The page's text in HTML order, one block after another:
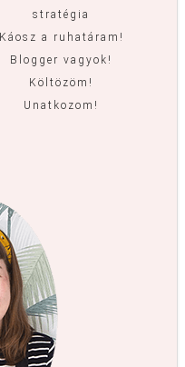
stratégia
Káosz a ruhatáram!
Blogger vagyok!
Költözöm!
Unatkozom!